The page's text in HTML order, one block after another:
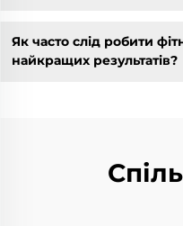
Як часто слід робити
найкращих результатів?